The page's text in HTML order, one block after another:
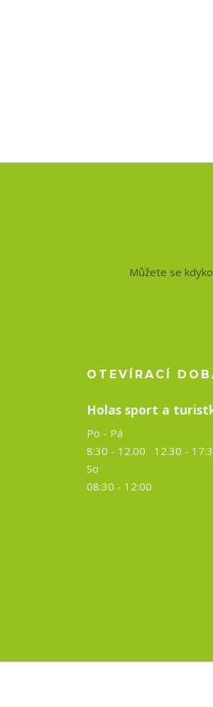
Můžete se
OTEVÍRACÍ
Holas sport a
Po - Pá
8:30 - 12.00 12.30 -
So
08:30 - 12:00